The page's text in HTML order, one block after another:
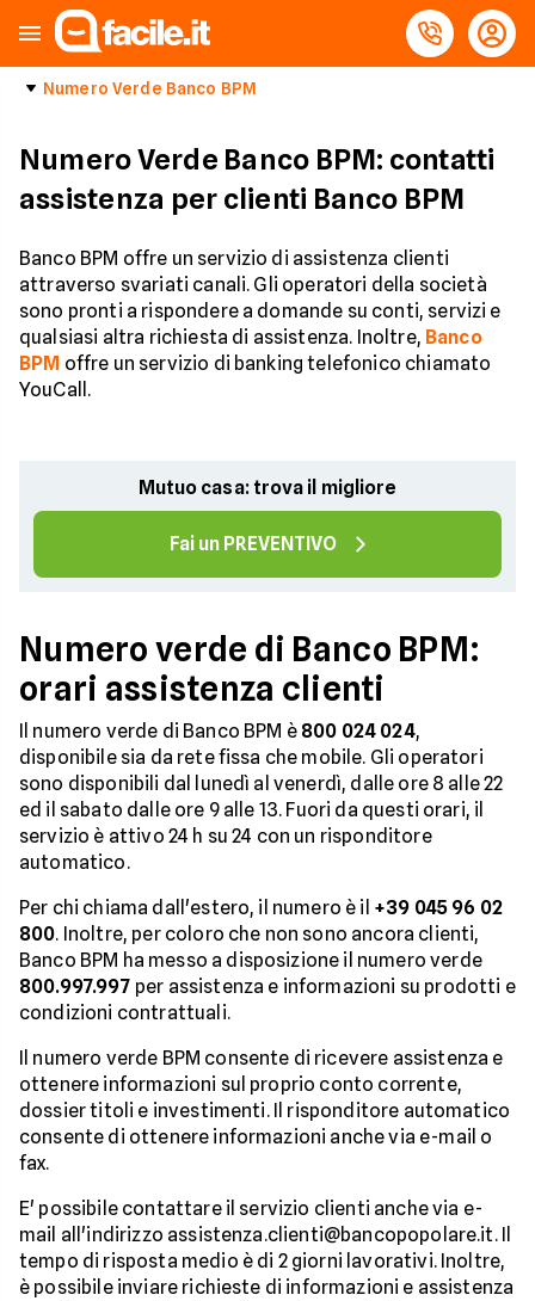
Numero Verde Banco BPM
Numero Verde Banco BPM: contatti
assistenza per clienti Banco BPM
Banco BPM offre un servizio di assistenza clienti
attraverso svariati canali. Gli operatori della società
sono pronti a rispondere a domande su conti, servizi e
qualsiasi altra richiesta di assistenza. Inoltre, Banco
BPM offre un servizio di banking telefonico chiamato
YouCall.
Mutuo casa: trova il migliore
Fai un PREVENTIVO
Numero verde di Banco BPM:
orari assistenza clienti
Il numero verde di Banco BPM è 800 024 024,
disponibile sia da rete fissa che mobile. Gli operatori
sono disponibili dal lunedì al venerdì, dalle ore 8 alle 22
ed il sabato dalle ore 9 alle 13. Fuori da questi orari, il
servizio è attivo 24 h su 24 con un risponditore
automatico.
Per chi chiama dall'estero, il numero è il +39 045 96 02
800. Inoltre, per coloro che non sono ancora clienti,
Banco BPM ha messo a disposizione il numero verde
800.997.997 per assistenza e informazioni su prodotti e
condizioni contrattuali.
Il numero verde BPM consente di ricevere assistenza e
ottenere informazioni sul proprio conto corrente,
dossier titoli e investimenti. Il risponditore automatico
consente di ottenere informazioni anche via e-mail o
fax.
E' possibile contattare il servizio clienti anche via e-
mail all'indirizzo assistenza.clienti@bancopopolare.it. Il
tempo di risposta medio è di 2 giorni lavorativi. Inoltre,
è possibile inviare richieste di informazioni e assistenza